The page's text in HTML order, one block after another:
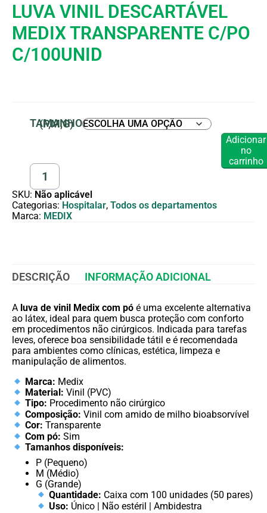
LUVA VINIL DESCARTÁVEL
MEDIX TRANSPARENTE C/PO
C/100UNID
TAMANHO (P,M,G)
Adicionar
no
carrinho
SKU: Não aplicável
Categorias: Hospitalar, Todos os departamentos
Marca: MEDIX
DESCRIÇÃO INFORMAÇÃO ADICIONAL
A luva de vinil Medix com pó é uma excelente alternativa
ao látex, ideal para quem busca proteção com conforto
em procedimentos não cirúrgicos. Indicada para tarefas
leves, oferece boa sensibilidade tátil e é recomendada
para ambientes como clínicas, estética, limpeza e
manipulação de alimentos.
Marca: Medix
Material: Vinil (PVC)
Tipo: Procedimento não cirúrgico
Composição: Vinil com amido de milho bioabsorvível
Cor: Transparente
Com pó: Sim
Tamanhos disponíveis:
P (Pequeno)
M (Médio)
G (Grande)
Quantidade: Caixa com 100 unidades (50 pares)
Uso: Único | Não estéril | Ambidestra